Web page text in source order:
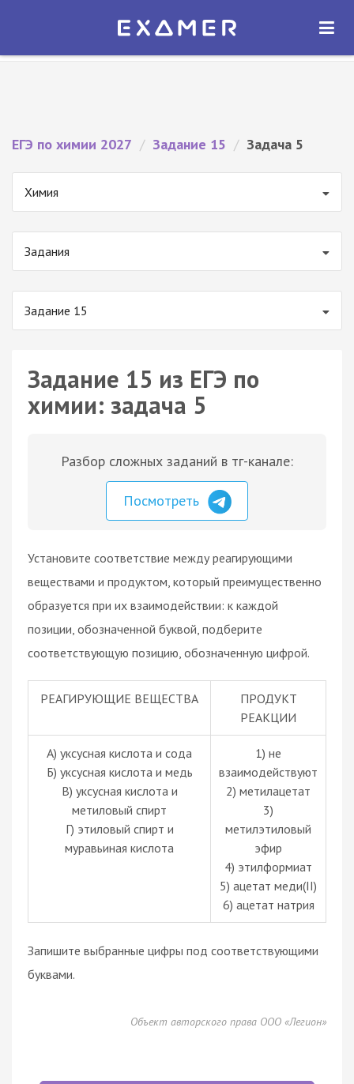
Экзамер — ЕГЭ 2027
ОТКРЫТЬ
ЕГЭ по химии 2027 / Задание 15 / Задача 5
Химия
Задания
Задание 15
Задание 15 из ЕГЭ по
химии: задача 5
Разбор сложных заданий в тг-канале:
Посмотреть
Установите соответствие между реагирующими
веществами и продуктом, который преимущественно
образуется при их взаимодействии: к каждой
позиции, обозначенной буквой, подберите
соответствующую позицию, обозначенную цифрой.
РЕАГИРУЮЩИЕ ВЕЩЕСТВА
ПРОДУКТ
РЕАКЦИИ
А) уксусная кислота и сода
Б) уксусная кислота и медь
В) уксусная кислота и
метиловый спирт
Г) этиловый спирт и
муравьиная кислота
1) не
взаимодействуют
2) метилацетат
3)
метилэтиловый
эфир
4) этилформиат
5) ацетат меди(II)
6) ацетат натрия
Запишите выбранные цифры под соответствующими
буквами.
Объект авторского права ООО «Легион»